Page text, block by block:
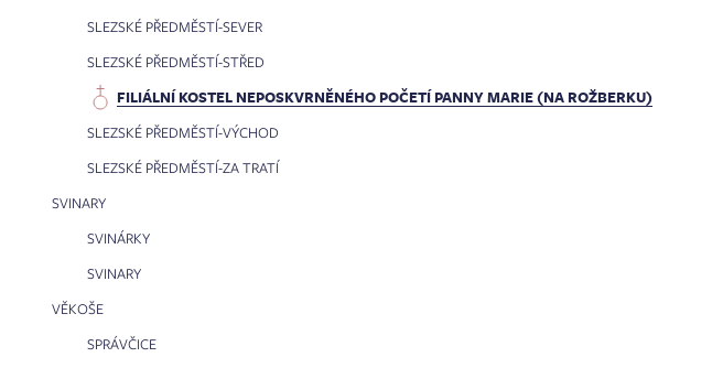
SLEZSKÉ PŘEDMĚSTÍ-SEVER
SLEZSKÉ PŘEDMĚSTÍ-STŘED
FILIÁLNÍ KOSTEL NEPOSKVRNĚNÉHO POČETÍ PANNY MARIE (NA ROŽBERKU)
SLEZSKÉ PŘEDMĚSTÍ-VÝCHOD
SLEZSKÉ PŘEDMĚSTÍ-ZA TRATÍ
SVINARY
SVINÁRKY
SVINARY
VĚKOŠE
SPRÁVČICE